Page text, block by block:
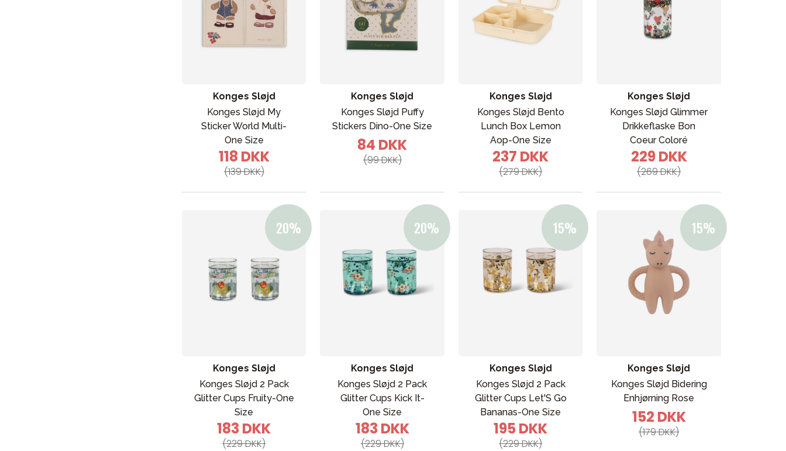
Konges Sløjd
Konges Sløjd My
Sticker World Multi-
One Size
118 DKK
(139 DKK)
Konges Sløjd
Konges Sløjd Puffy
Stickers Dino-One Size
84 DKK
(99 DKK)
Konges Sløjd
Konges Sløjd Bento
Lunch Box Lemon
Aop-One Size
237 DKK
(279 DKK)
Konges Sløjd
Konges Sløjd Glimmer
Drikkeflaske Bon
Coeur Coloré
229 DKK
(269 DKK)
Konges Sløjd
Konges Sløjd 2 Pack
Glitter Cups Fruity-One
Size
183 DKK
(229 DKK)
Konges Sløjd
Konges Sløjd 2 Pack
Glitter Cups Kick It-
One Size
183 DKK
(229 DKK)
Konges Sløjd
Konges Sløjd 2 Pack
Glitter Cups Let'S Go
Bananas-One Size
195 DKK
(229 DKK)
Konges Sløjd
Konges Sløjd Bidering
Enhjørning Rose
152 DKK
(179 DKK)